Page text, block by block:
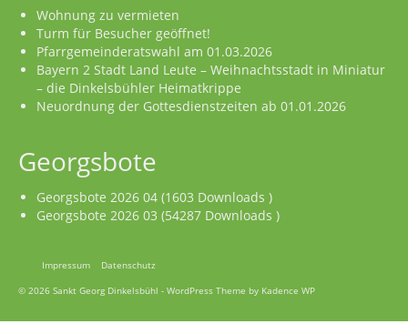
Wohnung zu vermieten
Turm für Besucher geöffnet!
Pfarrgemeinderatswahl am 01.03.2026
Bayern 2 Stadt Land Leute – Weihnachtsstadt in Miniatur
– die Dinkelsbühler Heimatkrippe
Neuordnung der Gottesdienstzeiten ab 01.01.2026
Georgsbote
Georgsbote 2026 04 (1603 Downloads )
Georgsbote 2026 03 (54287 Downloads )
Impressum
Datenschutz
© 2026 Sankt Georg Dinkelsbühl - WordPress Theme by Kadence WP